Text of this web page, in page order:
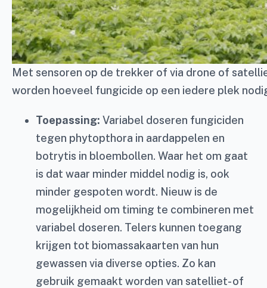
Met sensoren op de trekker of via drone of
worden hoeveel fungicide op een iedere plek
Toepassing: Variabel doseren fungiciden
tegen phytopthora in aardappelen en
botrytis in bloembollen. Waar het om gaat
is dat waar minder middel nodig is, ook
minder gespoten wordt. Nieuw is de
mogelijkheid om timing te combineren met
variabel doseren. Telers kunnen toegang
krijgen tot biomassakaarten van hun
gewassen via diverse opties. Zo kan
gebruik gemaakt worden van satelliet- of